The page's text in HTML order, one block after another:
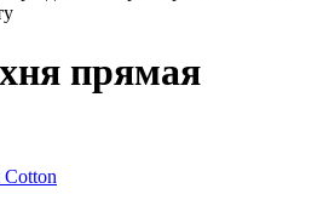
прямая